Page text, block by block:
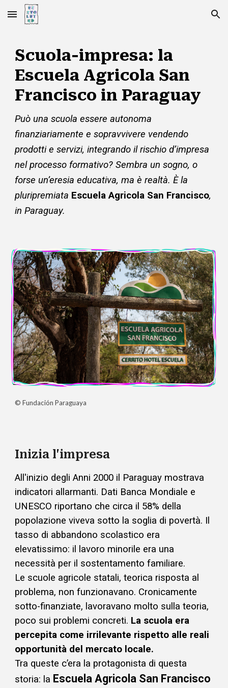
Skip to main content Skip to navigation
Scuola-impresa: la
Escuela Agricola San
Francisco in Paraguay
Può una scuola essere autonoma
finanziariamente e sopravvivere vendendo
prodotti e servizi, integrando il rischio d’impresa
nel processo formativo? Sembra un sogno, o
forse un’eresia educativa, ma è realtà. È la
pluripremiata Escuela Agricola San Francisco,
in Paraguay.
© Fundación Paraguaya
Inizia l'impresa
All'inizio degli Anni 2000 il Paraguay mostrava
indicatori allarmanti. Dati Banca Mondiale e
UNESCO riportano che circa il 58% della
popolazione viveva sotto la soglia di povertà. Il
tasso di abbandono scolastico era
elevatissimo: il lavoro minorile era una
necessità per il sostentamento familiare.
Le scuole agricole statali, teorica risposta al
problema, non funzionavano. Cronicamente
sotto-finanziate, lavoravano molto sulla teoria,
poco sui problemi concreti. La scuola era
percepita come irrilevante rispetto alle reali
opportunità del mercato locale.
Tra queste c’era la protagonista di questa
storia: la Escuela Agricola San Francisco